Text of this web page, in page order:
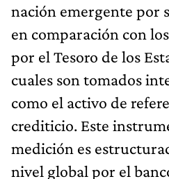
nación emergente por
en comparación con
por el Tesoro de los
cuales son tomados
como el activo de
crediticio. Este
medición es
nivel global por el